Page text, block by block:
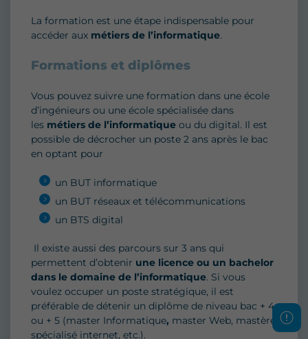
La formation est une étape indispensable pour
accéder aux métiers de l’informatique.
Formations et diplômes
Vous pouvez suivre une formation dans une école
d’ingénieurs ou une école spécialisée dans
les métiers de l’informatique ou du digital. Il est
possible de décrocher un poste 2 ans après le bac
en optant pour
un BUT informatique
un BUT réseaux et télécommunications
un BTS digital
Il existe aussi des parcours sur 3 ans qui
permettent d’obtenir une licence ou un bachelor
dans le domaine de l’informatique. Si vous
voulez occuper un poste stratégique, il est
préférable de détenir un diplôme de niveau bac + 4
ou + 5 (master Informatique, master Web, mastère
spécialisé internet, etc.).